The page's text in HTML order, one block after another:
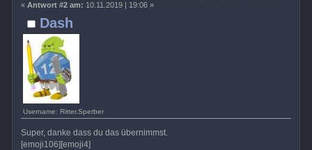
Dash
Username: Ritter.Sperber
« Antwort #2 am: 10.11.2019 | 19:06 »
Super, danke dass du das übernimmst.
[emoji106][emoji4]